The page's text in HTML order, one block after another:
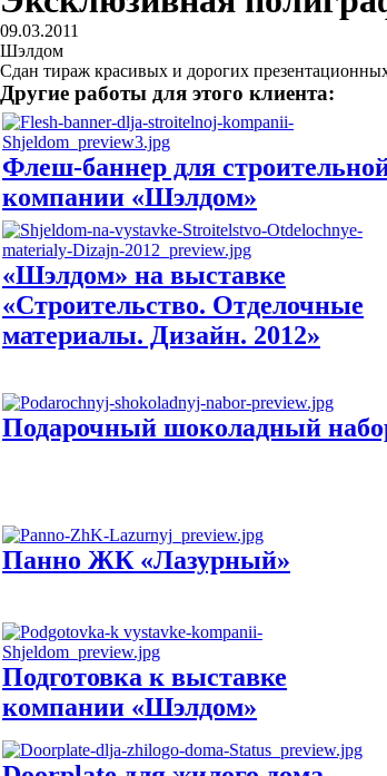
09.03.2011
Шэлдом
Сдан тираж красивых и дорогих
Другие работы для этого клиента:
Флеш-баннер для
компании «Шэлдом»
«Шэлдом» на выставке
«Строительство. Отделочные
материалы. Дизайн. 2012»
Подарочный шоколадный
Панно ЖК «Лазурный»
Подготовка к выставке
компании «Шэлдом»